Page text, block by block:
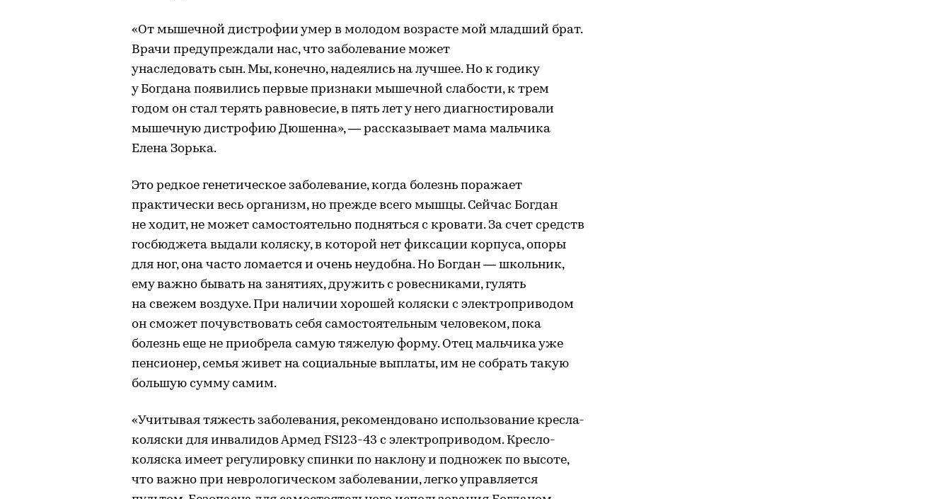
«От мышечной дистрофии умер в молодом возрасте мой младший брат.
Врачи предупреждали нас, что заболевание может
унаследовать сын. Мы, конечно, надеялись на лучшее. Но к годику
у Богдана появились первые признаки мышечной слабости, к трем
годом он стал терять равновесие, в пять лет у него диагностировали
мышечную дистрофию Дюшенна», — рассказывает мама мальчика
Елена Зорька.
Это редкое генетическое заболевание, когда болезнь поражает
практически весь организм, но прежде всего мышцы. Сейчас Богдан
не ходит, не может самостоятельно подняться с кровати. За счет средств
госбюджета выдали коляску, в которой нет фиксации корпуса, опоры
для ног, она часто ломается и очень неудобна. Но Богдан — школьник,
ему важно бывать на занятиях, дружить с ровесниками, гулять
на свежем воздухе. При наличии хорошей коляски с электроприводом
он сможет почувствовать себя самостоятельным человеком, пока
болезнь еще не приобрела самую тяжелую форму. Отец мальчика уже
пенсионер, семья живет на социальные выплаты, им не собрать такую
большую сумму самим.
«Учитывая тяжесть заболевания, рекомендовано использование кресла-
коляски для инвалидов Армед FS123-43 с электроприводом. Кресло-
коляска имеет регулировку спинки по наклону и подножек по высоте,
что важно при неврологическом заболевании, легко управляется